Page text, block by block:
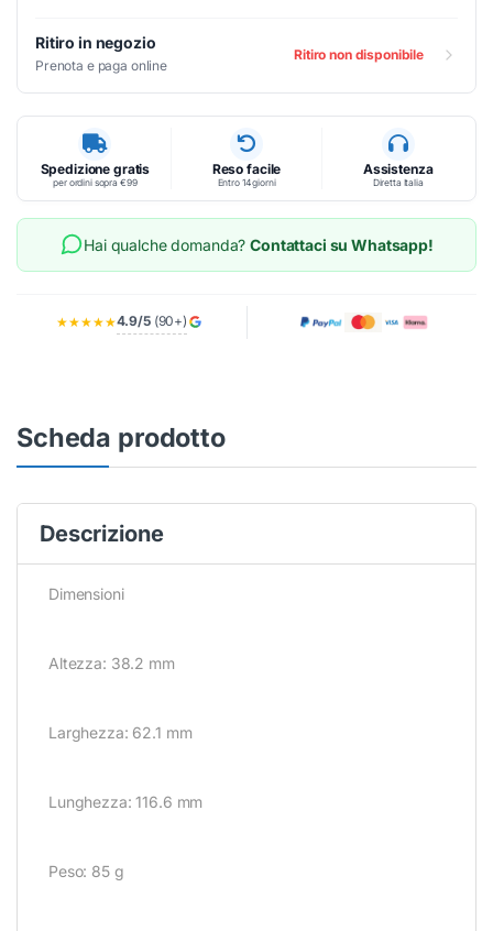
Ritiro in negozio
Prenota e paga online
Ritiro non disponibile
Spedizione gratis
per ordini sopra €99
Reso facile
Entro 14 giorni
Assistenza
Diretta Italia
Hai qualche domanda?Contattaci su Whatsapp!
★★★★★4.9/5(90+)
Scheda prodotto
Descrizione
Dimensioni
Altezza: 38.2 mm
Larghezza: 62.1 mm
Lunghezza: 116.6 mm
Peso: 85 g